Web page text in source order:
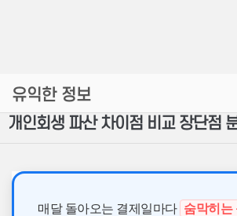
유익한 정보
개인회생 파산 차이점 비교 장단점
매달 돌아오는 결제일마다 숨막히는